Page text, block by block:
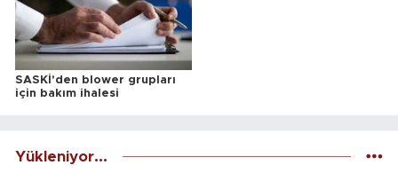
SASKİ'den blower grupları
için bakım ihalesi
Yükleniyor...